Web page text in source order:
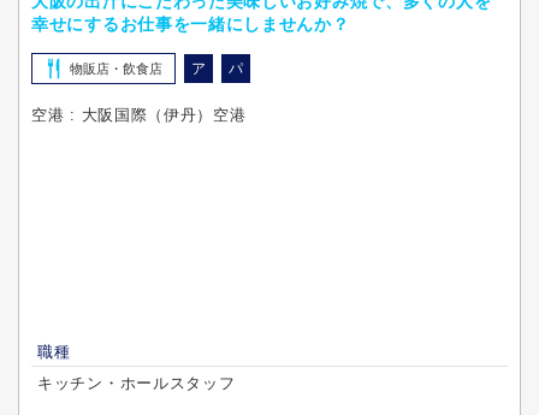
幸せにするお仕事を一緒にしませんか？
物販店・飲食店 ア パ
空港 : 大阪国際（伊丹）空港
職種
キッチン・ホールスタッフ